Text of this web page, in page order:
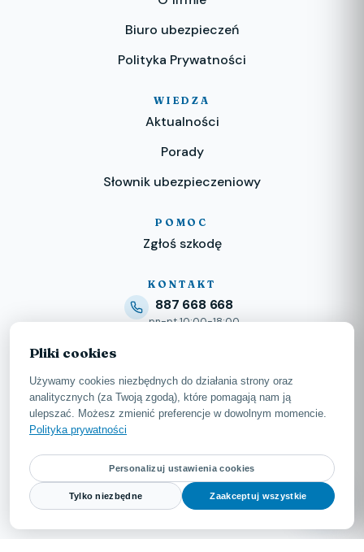
Biuro ubezpieczeń
Polityka Prywatności
WIEDZA
Aktualności
Porady
Słownik ubezpieczeniowy
POMOC
Zgłoś szkodę
KONTAKT
887 668 668
pn-pt 10:00-18:00
ul. Szafirowa 1
62-069 Dąbrowa
© 2026 Carelius Sp. z o.o. · ul. Św. Szczepana 26/3, 61-465 Poznań ·
Wpis KNF nr 11262156/A
Pliki cookies
Używamy cookies niezbędnych do działania strony oraz
analitycznych (za Twoją zgodą), które pomagają nam ją
ulepszać. Możesz zmienić preferencje w dowolnym momencie.
Polityka prywatności
Personalizuj ustawienia cookies
Tylko niezbędne Zaakceptuj wszystkie